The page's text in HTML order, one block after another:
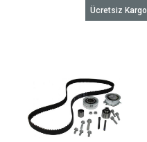
Ücretsiz Kargo